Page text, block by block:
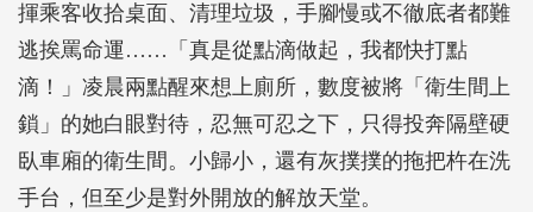
揮乘客收拾桌面、清理垃圾，手腳慢或不徹底者都難
逃挨罵命運……「真是從點滴做起，我都快打點
滴！」凌晨兩點醒來想上廁所，數度被將「衛生間上
鎖」的她白眼對待，忍無可忍之下，只得投奔隔壁硬
臥車廂的衛生間。小歸小，還有灰撲撲的拖把杵在洗
手台，但至少是對外開放的解放天堂。